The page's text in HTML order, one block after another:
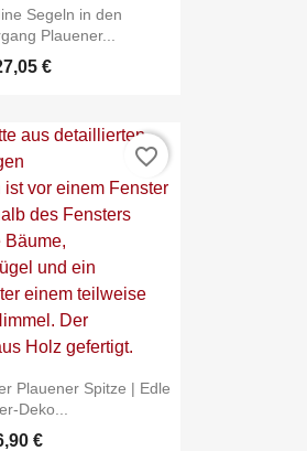
Segeln in den
Plauener...
€
Plauener Spitze | Edle
Deko...
€
favorite_border